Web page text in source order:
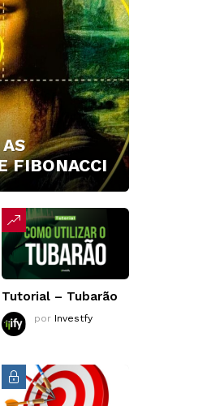
FIBONACCI
Tutorial – Tubarão
por Investfy